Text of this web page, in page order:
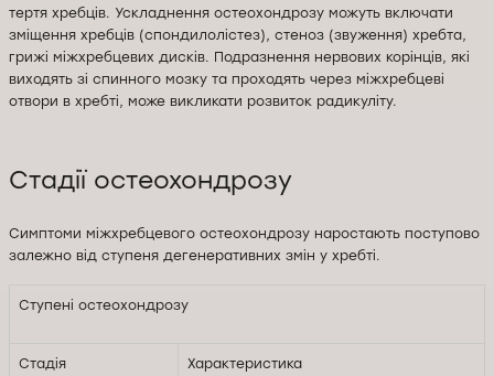
тертя хребців. Ускладнення остеохондрозу можуть включати
зміщення хребців (спондилолістез), стеноз (звуження) хребта,
грижі міжхребцевих дисків. Подразнення нервових корінців, які
виходять зі спинного мозку та проходять через міжхребцеві
отвори в хребті, може викликати розвиток радикуліту.
Стадії остеохондрозу
Симптоми міжхребцевого остеохондрозу наростають поступово
залежно від ступеня дегенеративних змін у хребті.
Ступені остеохондрозу
Стадія Характеристика